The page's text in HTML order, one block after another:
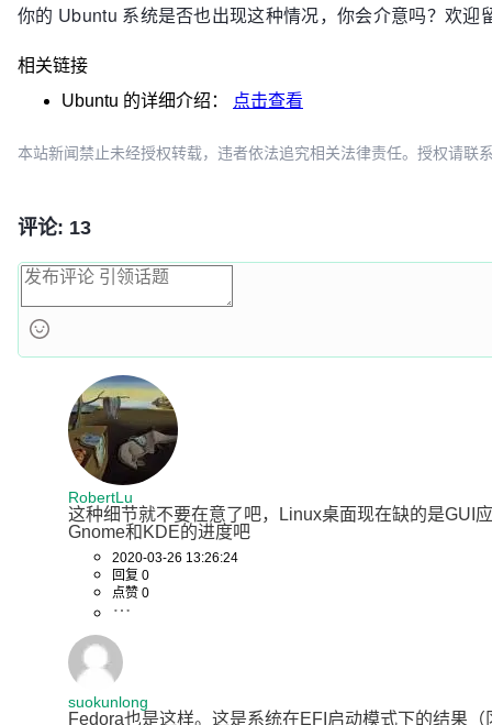
你的 Ubuntu 系统是否也出现这种情况，你会介意吗？欢迎
相关链接
Ubuntu 的详细介绍： 点击查看
本站新闻禁止未经授权转载，违者依法追究相关法律责任。授权请联
评论: 13
RobertLu
这种细节就不要在意了吧，Linux桌面现在缺的是GUI
Gnome和KDE的进度吧
2020-03-26 13:26:24
回复 0
点赞 0
suokunlong
Fedora也是这样。这是系统在EFI启动模式下的结果